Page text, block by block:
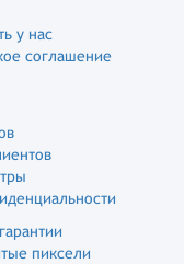
у нас
соглашение
пиксели